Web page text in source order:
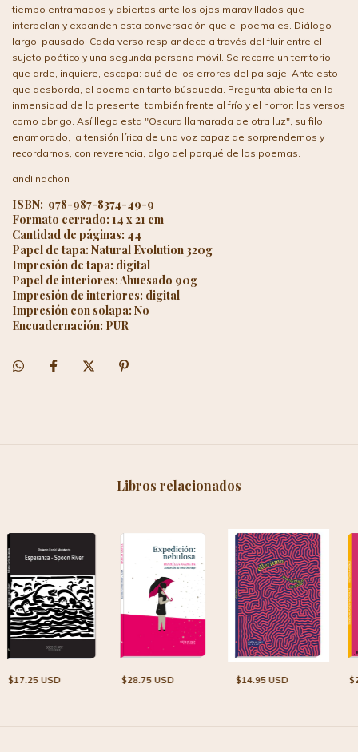
tiempo entramados y abiertos ante los ojos maravillados que
interpelan y expanden esta conversación que el poema es. Diálogo
largo, pausado. Cada verso resplandece a través del fluir entre el
sujeto poético y una segunda persona móvil. Se recorre un territorio
que arde, inquiere, escapa: qué de los errores del paisaje. Ante esto
que desborda, el poema en tanto búsqueda. Pregunta abierta en la
inmensidad de lo presente, también frente al frío y el horror: los versos
como abrigo. Así llega esta "Oscura llamarada de otra luz", su filo
enamorado, la tensión lírica de una voz capaz de sorprendernos y
recordarnos, con reverencia, algo del porqué de los poemas.
andi nachon
ISBN: 978-987-8374-49-9
Formato cerrado: 14 x 21 cm
Cantidad de páginas: 44
Papel de tapa: Natural Evolution 320g
Impresión de tapa: digital
Papel de interiores: Ahuesado 90g
Impresión de interiores: digital
Impresión con solapa: No
Encuadernación: PUR
Libros relacionados
$17.25 USD $28.75 USD $14.95 USD